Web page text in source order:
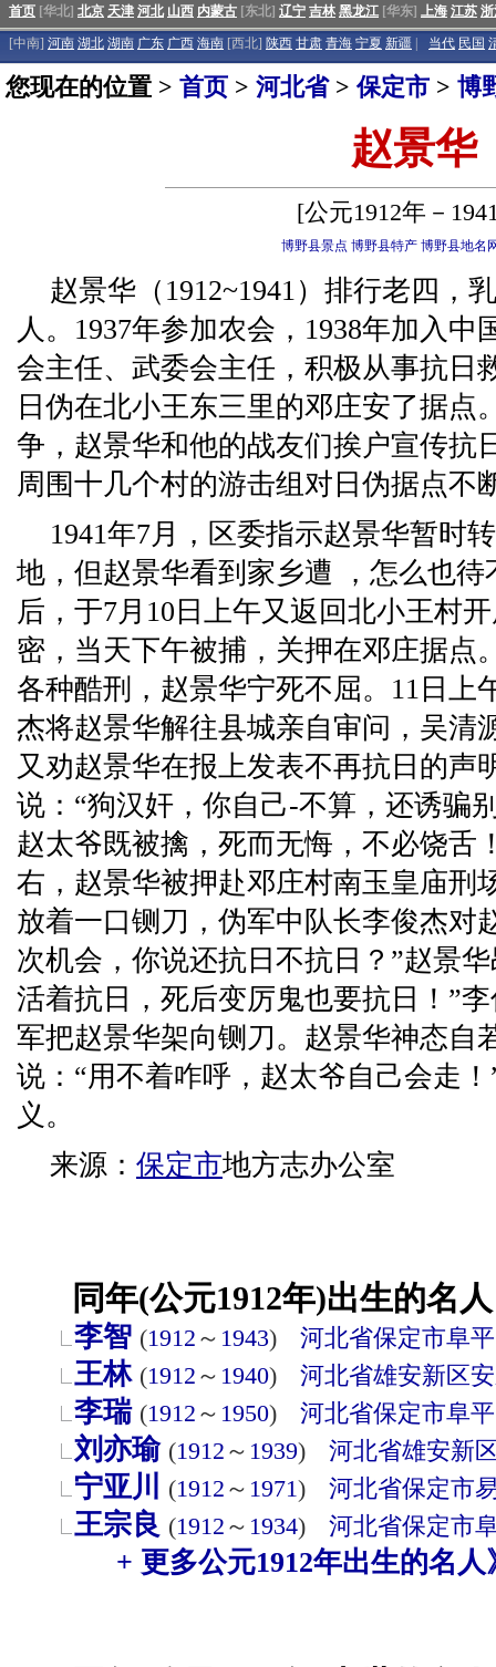
首页 [华北] 北京 天津 河北 山西 内蒙古 [东北] 辽宁 吉林 黑龙江 [华东] 上海 江苏
[中南] 河南 湖北 湖南 广东 广西 海南 [西北] 陕西 甘肃 青海 宁夏 新疆 当代 民国
您现在的位置 > 首页 > 河北省> 保定市 > 博
赵景华
[公元1912年－
博野县景点 博野县特产 博野县地名
赵景华（1912~1941）排行老四，
人。1937年参加农会，1938年加入
会主任、武委会主任，积极从事抗日
日伪在北小王东三里的邓庄安了据点
争，赵景华和他的战友们挨户宣传抗
周围十几个村的游击组对日伪据点不
1941年7月，区委指示赵景华暂时
地，但赵景华看到家乡遭 ，怎么也
后，于7月10日上午又返回北小王村
密，当天下午被捕，关押在邓庄据点
各种酷刑，赵景华宁死不屈。11日上
杰将赵景华解往县城亲自审问，吴清
又劝赵景华在报上发表不再抗日的声
说：“狗汉奸，你自己-不算，还诱骗
赵太爷既被擒，死而无悔，不必饶舌
右，赵景华被押赴邓庄村南玉皇庙刑
放着一口铡刀，伪军中队长李俊杰对
次机会，你说还抗日不抗日？”赵景
活着抗日，死后变厉鬼也要抗日！”
军把赵景华架向铡刀。赵景华神态自
说：“用不着咋呼，赵太爷自己会走
义。
来源： 保定市地方志办公室
同年(公元1912年)出生的名
李智 (1912 ～ 1943) 河北省保定市阜平
王林 (1912 ～ 1940) 河北省雄安新区
李瑞 (1912 ～ 1950) 河北省保定市阜平
刘亦瑜 (1912 ～ 1939) 河北省雄安新
宁亚川 (1912 ～ 1971) 河北省保定市
王宗良 (1912 ～ 1934) 河北省保定市
+ 更多公元1912年出生的名人